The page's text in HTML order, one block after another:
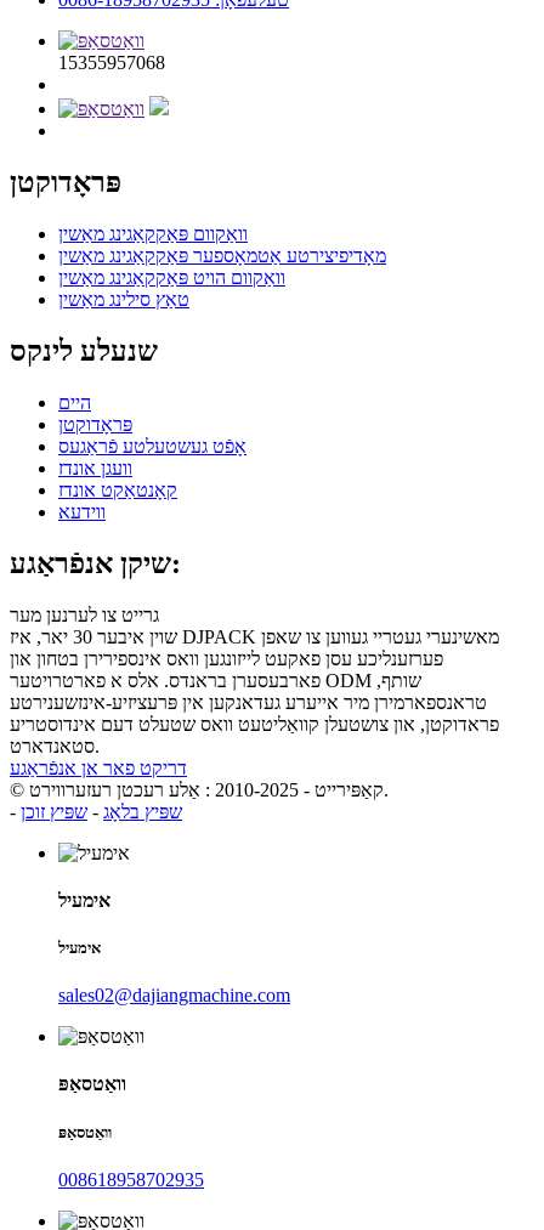
15355957068
פּראָדוקטן
וואַקוום פּאַקקאַגינג מאַשין
מאָדיפיצירטע אַטמאָספער פּאַקקאַגינג מאַשין
וואַקוום הויט פּאַקקאַגינג מאַשין
טאַץ סילינג מאַשין
שנעלע לינקס
היים
פּראָדוקטן
אָפֿט געשטעלטע פֿראַגעס
וועגן אונדז
קאָנטאַקט אונדז
ווידעא
שיקן אנפֿראַגע:
גרייט צו לערנען מער
שוין איבער 30 יאר, איז DJPACK מאשינערי געטריי געווען צו שאפן
פערזענליכע עסן פאקעט לייזונגען וואס אינספירירן בטחון און
פארבעסערן בראנדס. אלס א פארטרויטער ODM שותף,
טראנספארמירן מיר אייערע געדאנקען אין פּרעציזיע-אינזשענירטע
פראדוקטן, און צושטעלן קוואַליטעט וואס שטעלט דעם אינדוסטריע
סטאנדארט.
דריקט פאר אן אנפֿראַגע
© קאַפּירייט - 2010-2025 : אַלע רעכטן רעזערווירט.
-
שפּיץ בלאָג - שפּיץ זוכן
אימעיל
אימעיל
sales02@dajiangmachine.com
וואַטסאַפּ
וואַטסאַפּ
008618958702935